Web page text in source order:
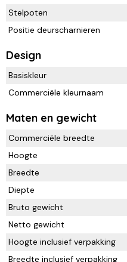
Stelpoten
Positie deurscharnieren
Design
Basiskleur
Commerciële kleurnaam
Maten en gewicht
Commerciële breedte
Hoogte
Breedte
Diepte
Bruto gewicht
Netto gewicht
Hoogte inclusief verpakking
Breedte inclusief verpakking